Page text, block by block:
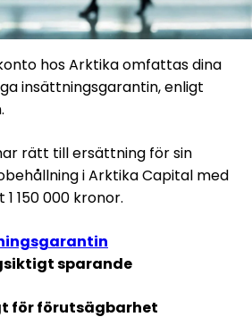
hos Arktika omfattas dina
insättningsgarantin, enligt
rätt till ersättning för sin
i Arktika Capital med
150 000 kronor.
sparande
för förutsägbarhet